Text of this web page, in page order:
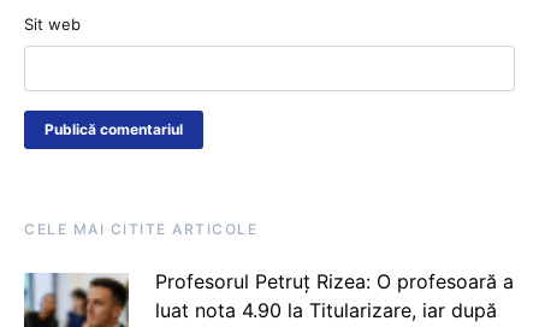
Sit web
CELE MAI CITITE ARTICOLE
Profesorul Petruț Rizea: O profesoară a
luat nota 4.90 la Titularizare, iar după